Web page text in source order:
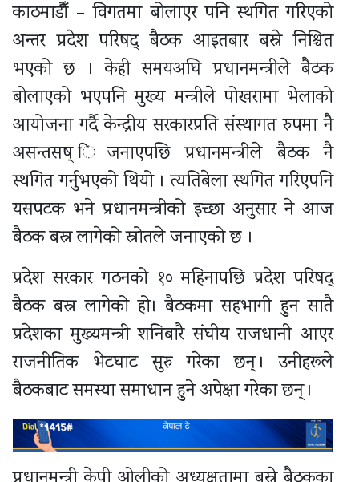
काठमाडौँ – विगतमा बोलाएर पनि स्थगित गरिएको
अन्तर प्रदेश परिषद् बैठक आइतबार बस्ने निश्चित
भएको छ । केही समयअघि प्रधानमन्त्रीले बैठक
बोलाएको भएपनि मुख्य मन्त्रीले पोखरामा भेलाको
आयोजना गर्दै केन्द्रीय सरकारप्रति संस्थागत रुपमा नै
असन्तसष् िजनाएपछि प्रधानमन्त्रीले बैठक नै
स्थगित गर्नुभएको थियो । त्यतिबेला स्थगित गरिएपनि
यसपटक भने प्रधानमन्त्रीको इच्छा अनुसार ने आज
बैठक बस्न लागेको स्रोतले जनाएको छ ।
प्रदेश सरकार गठनको १० महिनापछि प्रदेश परिषद्
बैठक बस्न लागेको हो। बैठकमा सहभागी हुन सातै
प्रदेशका मुख्यमन्त्री शनिबारै संघीय राजधानी आएर
राजनीतिक भेटघाट सुरु गरेका छन् । उनीहरूले
बैठकबाट समस्या समाधान हुने अपेक्षा गरेका छन् ।